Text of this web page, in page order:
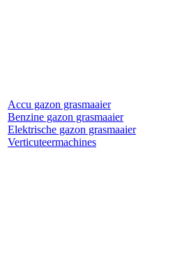
Accu gazon grasmaaier
Benzine gazon grasmaaier
Elektrische gazon grasmaaier
Verticuteermachines